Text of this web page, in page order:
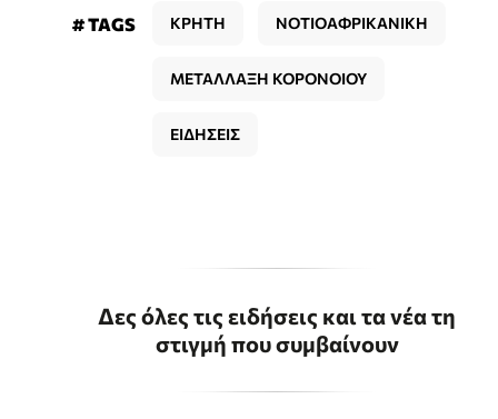
# TAGS ΚΡΗΤΗ ΝΟΤΙΟΑΦΡΙΚΑΝΙΚΗ
ΜΕΤΑΛΛΑΞΗ ΚΟΡΟΝΟΙΟΥ
ΕΙΔΗΣΕΙΣ
Δες όλες τις ειδήσεις και τα νέα τη
στιγμή που συμβαίνουν